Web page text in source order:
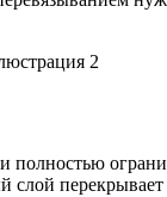
полностью
слой